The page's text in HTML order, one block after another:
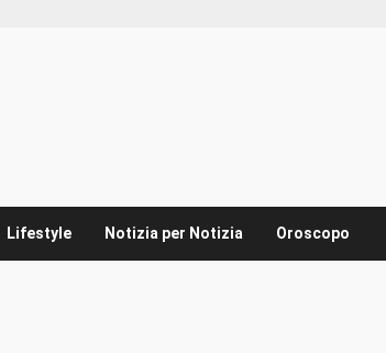
Lifestyle Notizia per Notizia Oroscopo